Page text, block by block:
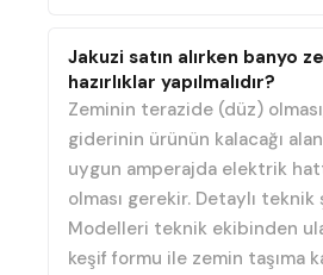
Jakuzi satın alırken banyo
hazırlıklar yapılmalıdır?
Zeminin terazide (düz)
giderinin ürünün kalacağı
uygun amperajda elektrik
olması gerekir. Detaylı teknik
Modelleri teknik ekibinden
keşif formu ile zemin taşıma